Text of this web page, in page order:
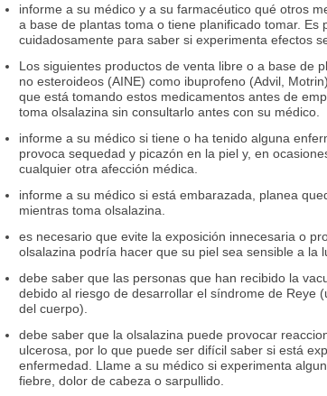
informe a su médico y a su farmacéutico qué otros
a base de plantas toma o tiene planificado tomar.
cuidadosamente para saber si experimenta efectos
Los siguientes productos de venta libre o a base de
no esteroideos (AINE) como ibuprofeno (Advil,
que está tomando estos medicamentos antes de
toma olsalazina sin consultarlo antes con su médico.
informe a su médico si tiene o ha tenido alguna
provoca sequedad y picazón en la piel y, en
cualquier otra afección médica.
informe a su médico si está embarazada, planea
mientras toma olsalazina.
es necesario que evite la exposición innecesaria o
olsalazina podría hacer que su piel sea sensible a la
debe saber que las personas que han recibido la
debido al riesgo de desarrollar el síndrome de Reye
del cuerpo).
debe saber que la olsalazina puede provocar
ulcerosa, por lo que puede ser difícil saber si está
enfermedad. Llame a su médico si experimenta
fiebre, dolor de cabeza o sarpullido.